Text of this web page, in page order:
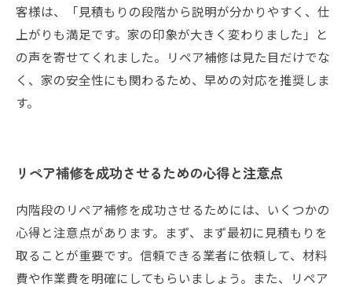
客様は、「見積もりの段階から説明が分かりやすく、仕
上がりも満足です。家の印象が大きく変わりました」と
の声を寄せてくれました。リペア補修は見た目だけでな
く、家の安全性にも関わるため、早めの対応を推奨しま
す。
リペア補修を成功させるための心得と注意点
内階段のリペア補修を成功させるためには、いくつかの
心得と注意点があります。まず、まず最初に見積もりを
取ることが重要です。信頼できる業者に依頼して、材料
費や作業費を明確にしてもらいましょう。また、リペア